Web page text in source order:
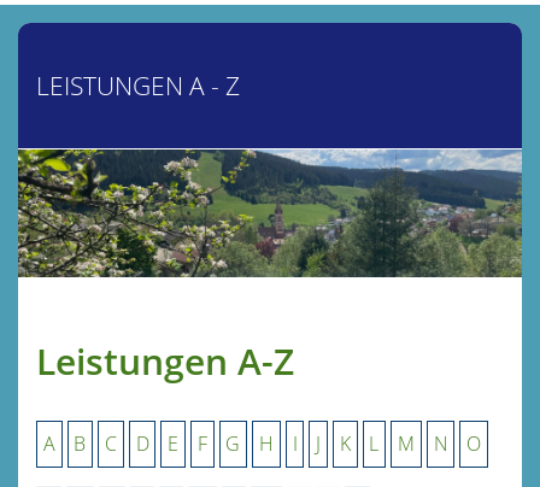
LEISTUNGEN A - Z
Leistungen A-Z
A B C D E F G H I J K L M N O